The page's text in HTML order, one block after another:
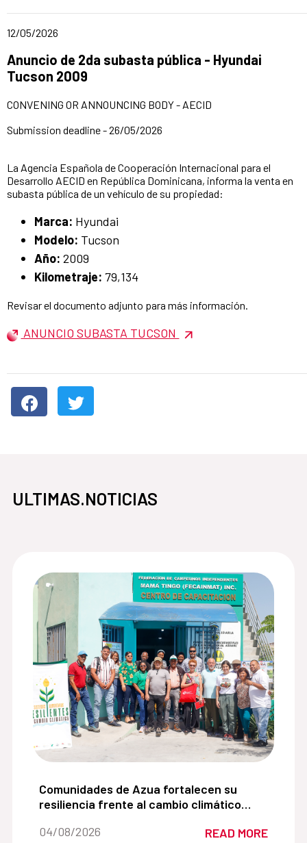
Date of publication of the news item
12/05/2026
Title of the announcement:
Anuncio de 2da subasta pública - Hyundai
Tucson 2009
CONVENING OR ANNOUNCING BODY - AECID
Submission deadline - 26/05/2026
La Agencia Española de Cooperación Internacional para el
Desarrollo AECID en República Dominicana, informa la venta en
subasta pública de un vehículo de su propiedad:
Marca: Hyundai
Modelo: Tucson
Año: 2009
Kilometraje: 79,134
Revisar el documento adjunto para más información.
ANUNCIO SUBASTA TUCSON
ULTIMAS.NOTICIAS
adolescentes promoviendo una comprensión
Comunidades de Azua fortalecen su resiliencia
Comunidades de Azua fortalecen su
resiliencia frente al cambio climático
sostenible del agua
Date of the news::
04/08/2026 READ MORE